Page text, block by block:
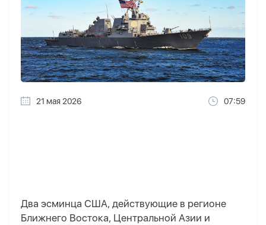
21 мая 2026 07:59
Два эсминца США, действующие в регионе
Ближнего Востока, Центральной Азии и